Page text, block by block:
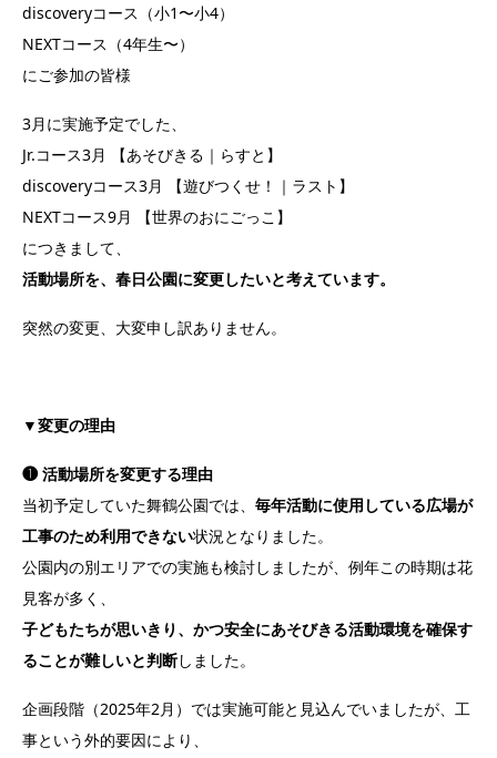
discoveryコース（小1〜小4）
NEXTコース（4年生〜）
にご参加の皆様
3月に実施予定でした、
Jr.コース3月 【あそびきる｜らすと】
discoveryコース3月 【遊びつくせ！｜ラスト】
NEXTコース9月 【世界のおにごっこ】
につきまして、
活動場所を、春日公園に変更したいと考えています。
突然の変更、大変申し訳ありません。
▼変更の理由
❶ 活動場所を変更する理由
当初予定していた舞鶴公園では、 毎年活動に使用している広場が
工事のため利用できない状況となりました。
公園内の別エリアでの実施も検討しましたが、例年この時期は花
見客が多く、
子どもたちが思いきり、かつ安全にあそびきる活動環境を確保す
ることが難しいと判断しました。
企画段階（2025年2月）では実施可能と見込んでいましたが、工
事という外的要因により、